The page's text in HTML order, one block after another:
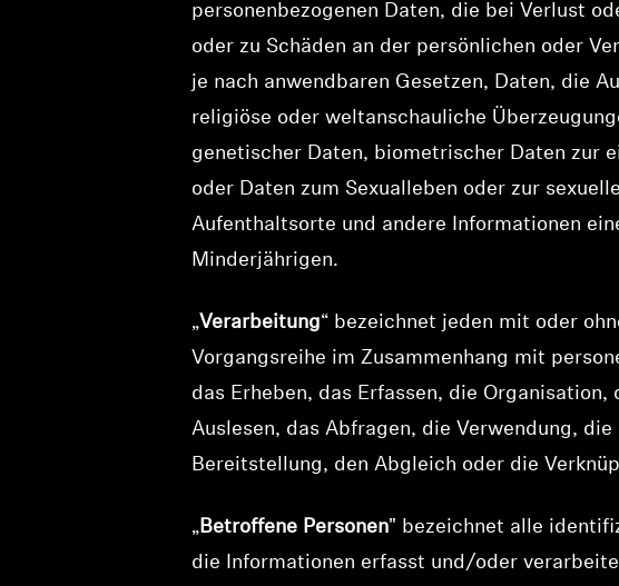
personenbezogenen Daten, die bei Verlust
oder zu Schäden an der persönlichen oder
je nach anwendbaren Gesetzen, Daten, die
religiöse oder weltanschauliche
genetischer Daten, biometrischer Daten zur
oder Daten zum Sexualleben oder zur
Aufenthaltsorte und andere Informationen
Minderjährigen.
„Verarbeitung“ bezeichnet jeden mit oder
Vorgangsreihe im Zusammenhang mit
das Erheben, das Erfassen, die
Auslesen, das Abfragen, die Verwendung,
Bereitstellung, den Abgleich oder die
„Betroffene Personen" bezeichnet alle
die Informationen erfasst und/oder